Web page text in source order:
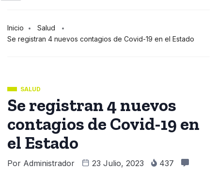
Inicio
Salud
Se registran 4 nuevos contagios de Covid-19 en el Estado
SALUD
Se registran 4 nuevos
contagios de Covid-19 en
el Estado
Por Administrador 23 Julio, 2023
437